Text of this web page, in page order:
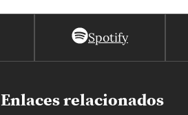
Spotify
Enlaces relacionados